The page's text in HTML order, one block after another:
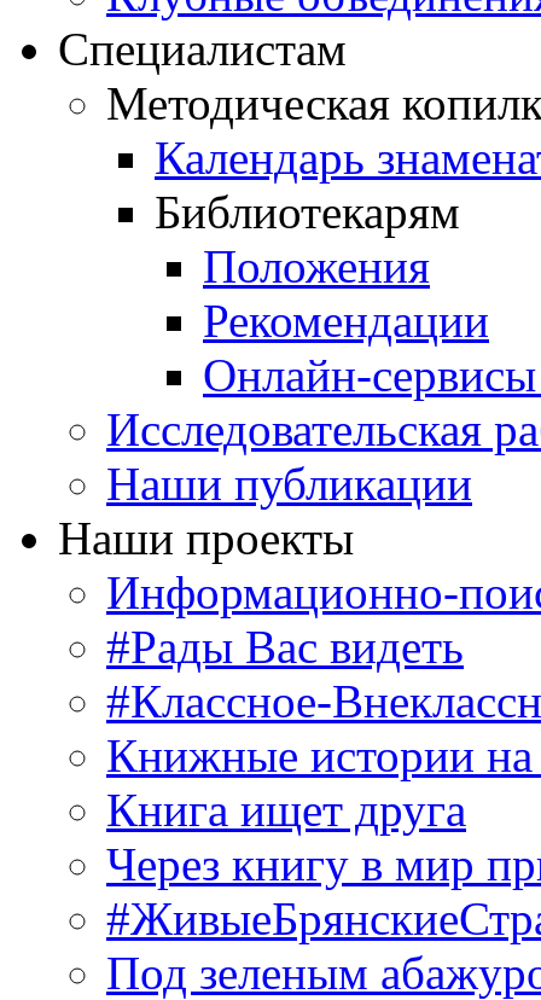
Специалистам
Методическая
Календарь
Библиотекарям
Положения
Рекомендации
Онлайн-сервисы
Исследовательская
Наши публикации
Наши проекты
Информационно-
#Рады Вас видеть
#Классное-
Книжные истории
Книга ищет друга
Через книгу в мир
Под зеленым